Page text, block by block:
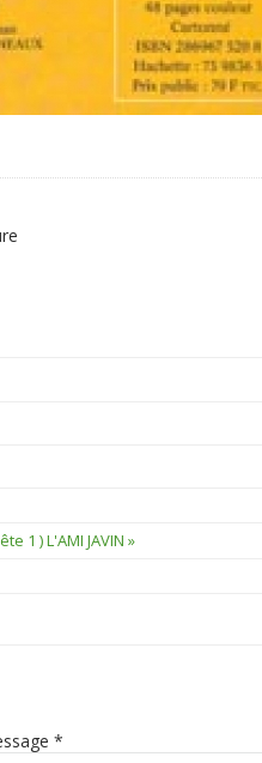
1 ) L'AMI JAVIN »
*